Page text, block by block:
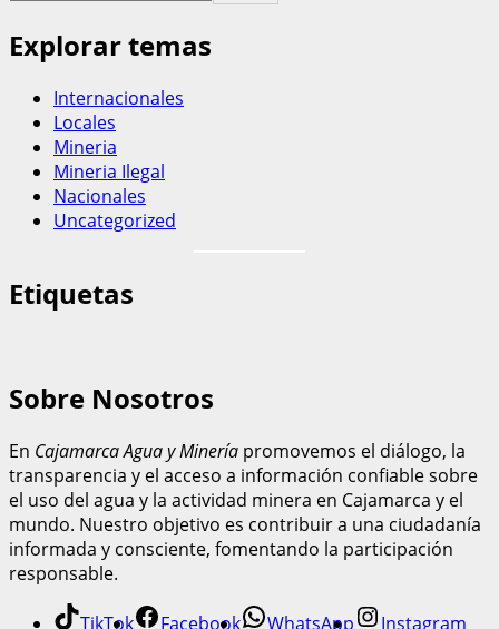
Explorar temas
Internacionales
Locales
Mineria
Mineria Ilegal
Nacionales
Uncategorized
Etiquetas
Sobre Nosotros
En Cajamarca Agua y Minería promovemos el diálogo, la
transparencia y el acceso a información confiable sobre
el uso del agua y la actividad minera en Cajamarca y el
mundo. Nuestro objetivo es contribuir a una ciudadanía
informada y consciente, fomentando la participación
responsable.
TikTok Facebook WhatsApp Instagram